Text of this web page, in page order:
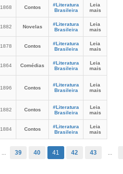
1868 Contos
#Literatura
Brasileira
Leia
mais
1882 Novelas
#Literatura
Brasileira
Leia
mais
1878 Contos
#Literatura
Brasileira
Leia
mais
1864 Comédias
#Literatura
Brasileira
Leia
mais
1896 Contos
#Literatura
Brasileira
Leia
mais
1882 Contos
#Literatura
Brasileira
Leia
mais
1884 Contos
#Literatura
Brasileira
Leia
mais
... 39 40 41 42 43 ...